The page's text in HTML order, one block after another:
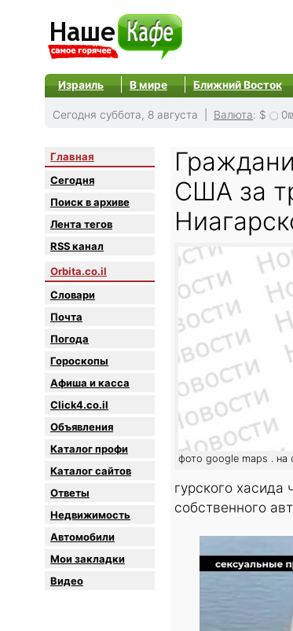
Израиль В мире Ближний Восток
Сегодня суббота, 8 августа | Валюта: $
Главная
Сегодня
Поиск в архиве
Лента тегов
RSS канал
Orbita.co.il
Словари
Почта
Погода
Гороскопы
Афиша и касса
Click4.co.il
Объявления
Каталог профи
Каталог сайтов
Oтветы
Недвижимость
Автомобили
Мои закладки
Видео
США за
фото google maps . на
гурского
собственного